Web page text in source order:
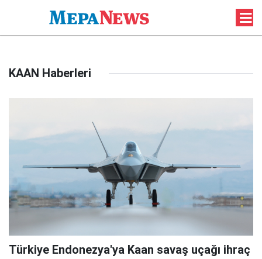
KAAN Haberleri
Türkiye Endonezya'ya Kaan savaş uçağı ihraç